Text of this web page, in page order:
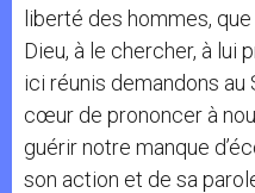
liberté des hommes,
Dieu, à le chercher, à lui
ici réunis demandons
cœur de prononcer à
guérir notre manque
son action et de sa